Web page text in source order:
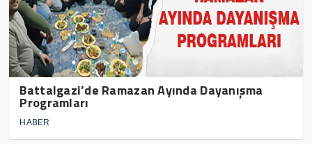
Battalgazi’de Ramazan Ayında Dayanışma
Programları
HABER